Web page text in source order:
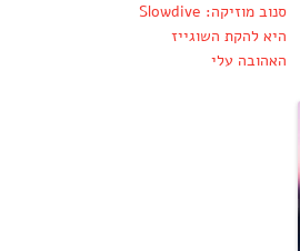
סנוב מוזיקה: Slowdive
היא להקת השוגייז
האהובה עלי